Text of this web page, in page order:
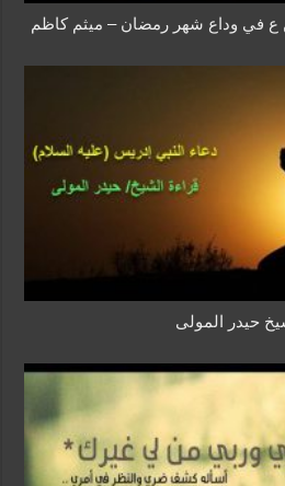
ع في وداع شهر رمضان – ميثم كاظم
حيدر المولى